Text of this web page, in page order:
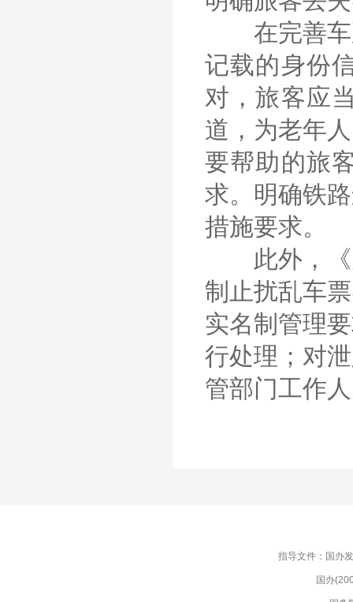
在完善车
记载的身份
对，旅客应
道，为老年
要帮助的旅
求。明确铁
措施要求。
此外，《
制止扰乱车
实名制管理
行处理；对
管部门工作
指导文件：国办
国办